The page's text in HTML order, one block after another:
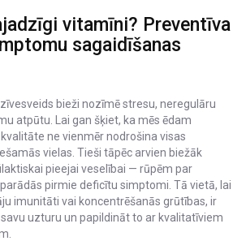
vitamīni? Preventīva
sagaidīšanas
bieži nozīmē stresu, neregulāru
atpūtu. Lai gan šķiet, ka mēs ēdam
ne vienmēr nodrošina visas
vielas. Tieši tāpēc arvien biežāk
pieejai veselībai — rūpēm par
pirmie deficītu simptomi. Tā vietā, lai
imunitāti vai koncentrēšanās grūtības, ir
uzturu un papildināt to ar kvalitatīviem